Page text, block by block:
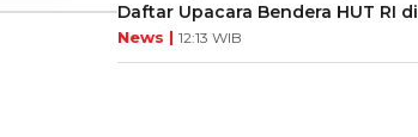
Daftar Upacara Bendera HUT RI di
Istana Negara
News | 12:13 WIB